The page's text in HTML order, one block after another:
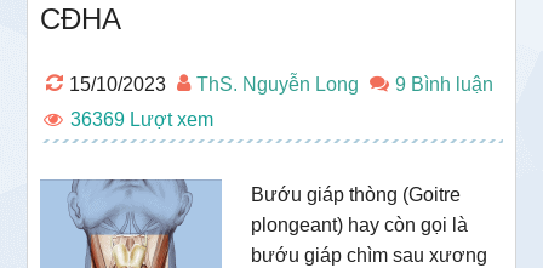
CĐHA
15/10/2023 ThS. Nguyễn Long
9 Bình luận
36369
Bướu giáp thòng (Goitre
plongeant) hay còn gọi là
bướu giáp chìm sau xương